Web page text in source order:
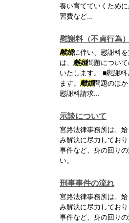
養い育てていくため
習費など...
慰謝料（不貞行為）
離婚に伴い、慰謝料
は、 離婚問題につい
いたします。 ■慰謝
ます。 離婚問題のほ
慰謝料請求...
示談について
宮路法律事務所は、
み解決に尽力してお
事件など、身の回り
い。
刑事事件の流れ
宮路法律事務所は、
み解決に尽力してお
事件など、身の回り